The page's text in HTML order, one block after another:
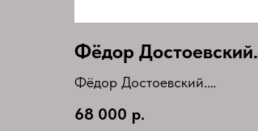
Фёдор Достоевский.
Фёдор Достоевский.
(комплект)
68 000 р.